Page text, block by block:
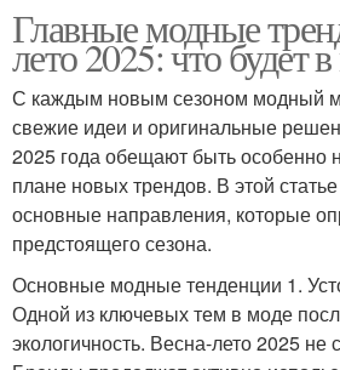
Главные модные
лето 2025: что будет
С каждым новым сезоном модный
свежие идеи и оригинальные
2025 года обещают быть
плане новых трендов. В этой
основные направления, которые
предстоящего сезона.
Основные модные тенденции 1.
Одной из ключевых тем в моде
экологичность. Весна-лето 2025 не